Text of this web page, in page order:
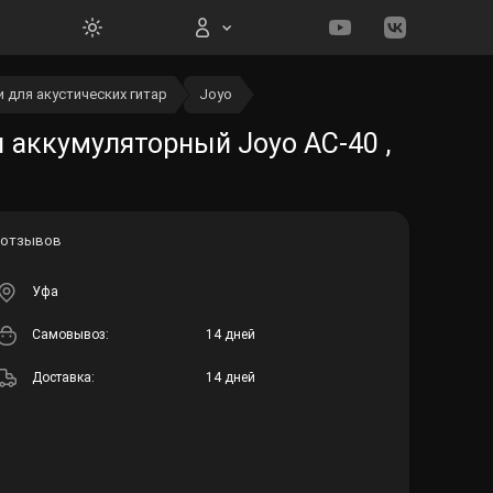
акустических гитар Joyo
Joyo AC-40 ,
Уфа
Cамовывоз: 14 дней
Доставка: 14 дней